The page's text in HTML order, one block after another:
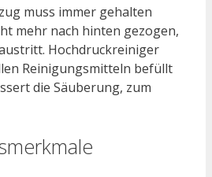
muss immer gehalten
mehr nach hinten gezogen,
Hochdruckreiniger
Reinigungsmitteln befüllt
die Säuberung, zum